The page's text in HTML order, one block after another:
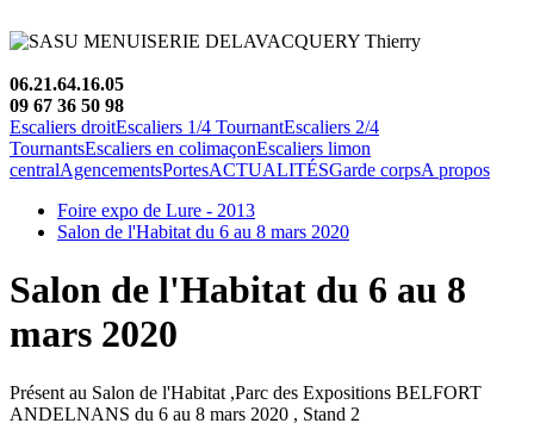
06.21.64.16.05
09 67 36 50 98
Escaliers droitEscaliers 1/4 TournantEscaliers 2/4
TournantsEscaliers en colimaçonEscaliers limon
centralAgencementsPortesACTUALITÉSGarde corpsA propos
Foire expo de Lure - 2013
Salon de l'Habitat du 6 au 8 mars 2020
Salon de l'Habitat du 6 au 8
mars 2020
Présent au Salon de l'Habitat ,Parc des Expositions BELFORT
ANDELNANS du 6 au 8 mars 2020 , Stand 2